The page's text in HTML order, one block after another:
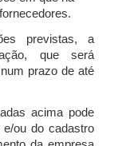
previstas, a
que será
prazo de até
acima pode
ou do cadastro